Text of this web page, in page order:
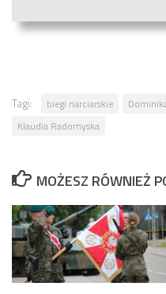
Tagi: biegi narciarskie
Klaudia Radomyska
MOŻESZ RÓWNIEŻ